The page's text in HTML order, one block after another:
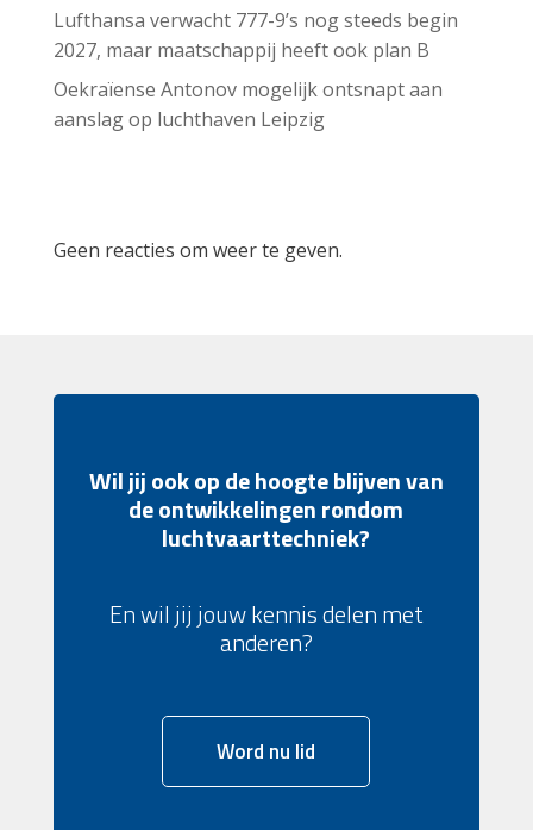
Lufthansa verwacht 777-9’s nog steeds begin
2027, maar maatschappij heeft ook plan B
Oekraïense Antonov mogelijk ontsnapt aan
aanslag op luchthaven Leipzig
Geen reacties om weer te geven.
Wil jij ook op de hoogte blijven van
de ontwikkelingen rondom
luchtvaarttechniek?
En wil jij jouw kennis delen met
anderen?
Word nu lid